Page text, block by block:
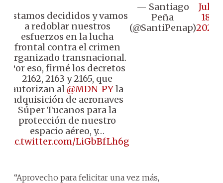
Estamos decididos y vamos
a redoblar nuestros
esfuerzos en la lucha
frontal contra el crimen
organizado transnacional.
Por eso, firmé los decretos
2162, 2163 y 2165, que
autorizan al@MDN_PYla
adquisición de aeronaves
Súper Tucanos para la
protección de nuestro
espacio aéreo, y…
pic.twitter.com/LiGbBfLh6g
— Santiago
Peña
(@SantiPenap)
July
18,
2024
“Aprovecho para felicitar una vez más,